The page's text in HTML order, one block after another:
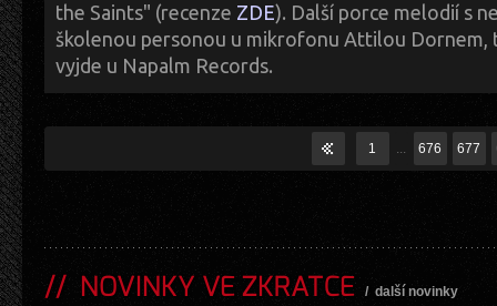
the Saints" (recenze ZDE). Další porce melodií s
školenou personou u mikrofonu Attilou
vyjde u Napalm Records.
1 ... 676 677
NOVINKY VE ZKRATCE / další novinky